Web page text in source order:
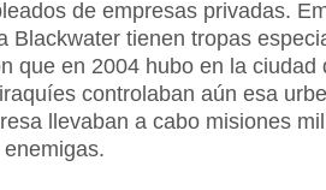
de empresas privadas.
Blackwater tienen tropas
que en 2004 hubo en la ciudad
controlaban aún esa
llevaban a cabo misiones